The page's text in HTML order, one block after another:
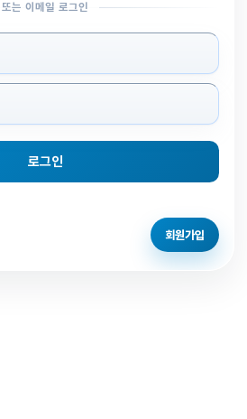
또는 이메일 로그인
로그인
회원가입